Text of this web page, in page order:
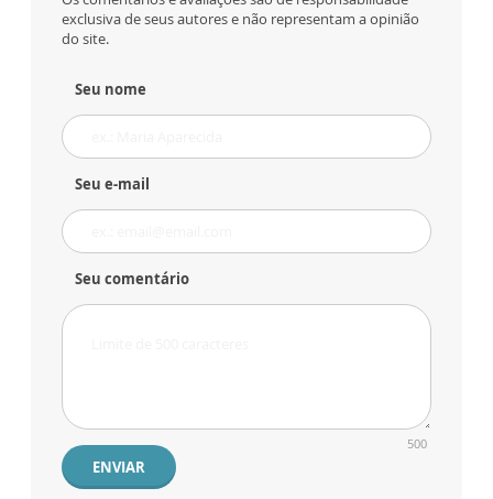
exclusiva de seus autores e não representam a opinião
do site.
Seu nome
Seu e-mail
Seu comentário
500
ENVIAR